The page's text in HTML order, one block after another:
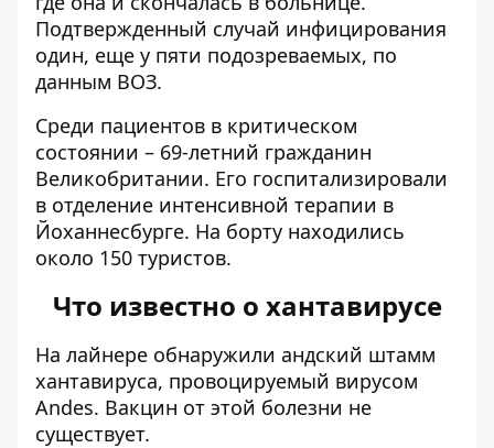
Подтвержденный случай инфицирования
один, еще у пяти подозреваемых, по
данным ВОЗ.
Среди пациентов в критическом
состоянии – 69-летний гражданин
Великобритании. Его госпитализировали
в отделение интенсивной терапии в
Йоханнесбурге. На борту находились
около 150 туристов.
Что известно о хантавирусе
На лайнере обнаружили андский штамм
хантавируса, провоцируемый вирусом
Andes. Вакцин от этой болезни не
существует.